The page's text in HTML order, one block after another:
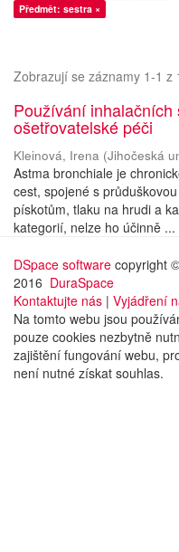
Předmět: sestra ×
Zobrazují se záznamy 1-1 z
Používání
ošetřovatelské péči
Kleinová, Irena (Jihočeská
Astma bronchiale je
cest, spojené s
pískotům, tlaku na hrudi a
kategorií, nelze ho účinně ...
DSpace software copyright
2016 DuraSpace
Kontaktujte nás | Vyjádření
Na tomto webu jsou
pouze cookies nezbytně
zajištění fungování webu,
není nutné získat souhlas.